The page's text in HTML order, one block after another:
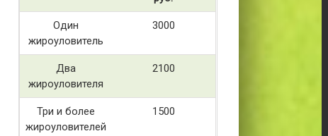
Один
жироуловитель
3000
Два
жироуловителя
2100
Три и более
жироуловителей
1500